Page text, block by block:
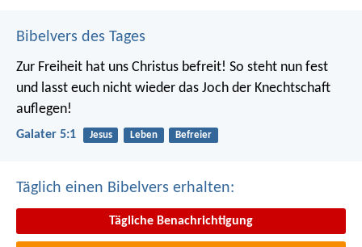
Bibelvers des Tages
Zur Freiheit hat uns Christus befreit! So steht nun fest
und lasst euch nicht wieder das Joch der Knechtschaft
auflegen!
Galater 5:1 Jesus Leben Befreier
Täglich einen Bibelvers erhalten:
Tägliche Benachrichtigung